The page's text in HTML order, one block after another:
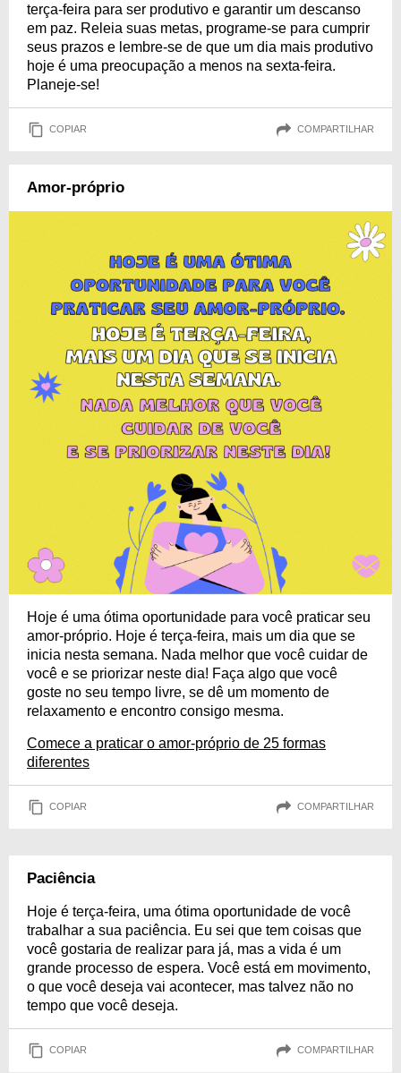
terça-feira para ser produtivo e garantir um descanso
em paz. Releia suas metas, programe-se para cumprir
seus prazos e lembre-se de que um dia mais produtivo
hoje é uma preocupação a menos na sexta-feira.
Planeje-se!
COPIAR COMPARTILHAR
Amor-próprio
Hoje é uma ótima oportunidade para você praticar seu
amor-próprio. Hoje é terça-feira, mais um dia que se
inicia nesta semana. Nada melhor que você cuidar de
você e se priorizar neste dia! Faça algo que você
goste no seu tempo livre, se dê um momento de
relaxamento e encontro consigo mesma.
Comece a praticar o amor-próprio de 25 formas
diferentes
COPIAR COMPARTILHAR
Paciência
Hoje é terça-feira, uma ótima oportunidade de você
trabalhar a sua paciência. Eu sei que tem coisas que
você gostaria de realizar para já, mas a vida é um
grande processo de espera. Você está em movimento,
o que você deseja vai acontecer, mas talvez não no
tempo que você deseja.
COPIAR COMPARTILHAR